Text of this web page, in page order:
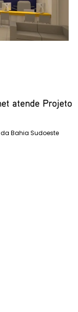
atende Projeto
da Bahia Sudoeste